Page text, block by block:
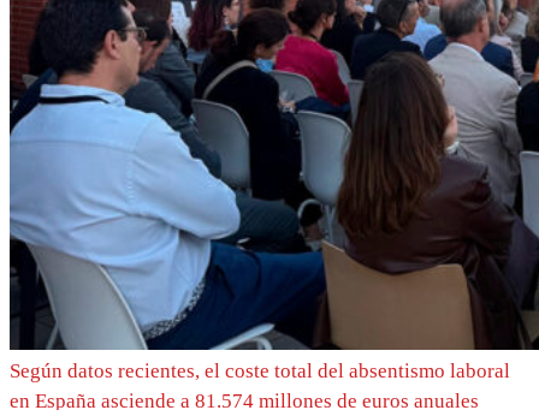
Según datos recientes, el coste total del absentismo laboral
en España asciende a 81.574 millones de euros anuales